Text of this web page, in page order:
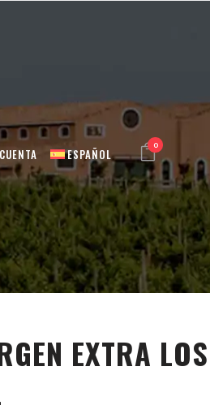
ESPAÑOL
0
EXTRA